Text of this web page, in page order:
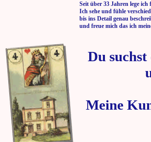
Seit über 33 Jahren lege
Ich sehe und fühle
bis ins Detail genau
und freue mich das ich
Du
Meine